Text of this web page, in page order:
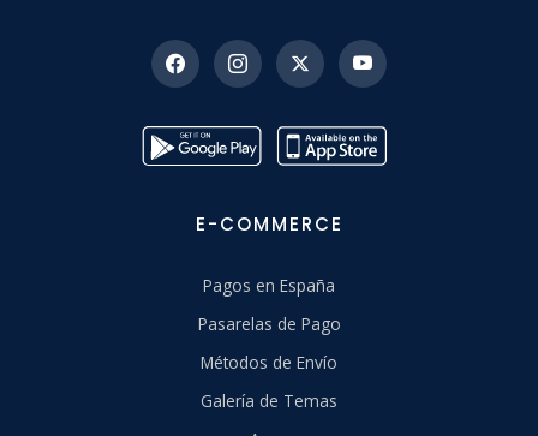
E-COMMERCE
Pagos en España
Pasarelas de Pago
Métodos de Envío
Galería de Temas